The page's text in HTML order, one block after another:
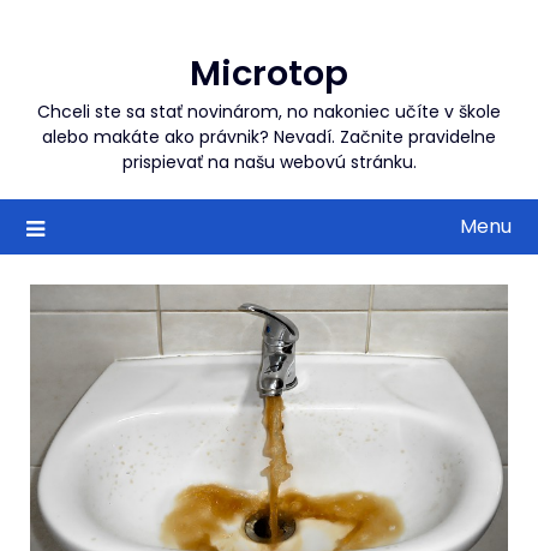
Microtop
Chceli ste sa stať novinárom, no nakoniec učíte v škole
alebo makáte ako právnik? Nevadí. Začnite pravidelne
prispievať na našu webovú stránku.
Menu